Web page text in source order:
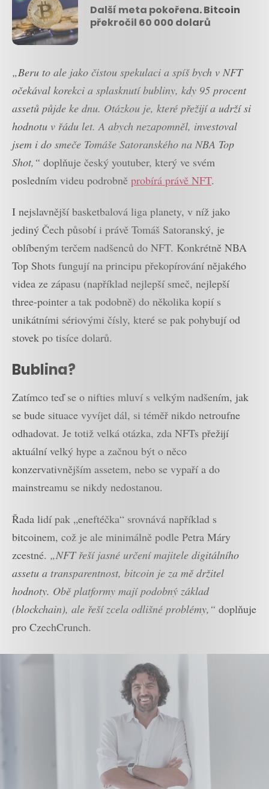
Další meta pokořena. Bitcoin
překročil 60 000 dolarů
„Beru to ale jako čistou spekulaci a spíš bych v NFT
očekával korekci a splasknutí bubliny, kdy 95 procent
assetů půjde ke dnu. Otázkou je, které přežijí a udrží si
hodnotu v řádu let. A abych nezapomněl, investoval
jsem i do smeče Tomáše Satoranského na NBA Top
Shot,“ doplňuje český youtuber, který ve svém
posledním videu podrobně probírá právě NFT.
I nejslavnější basketbalová liga planety, v níž jako
jediný Čech působí i právě Tomáš Satoranský, je
oblíbeným terčem nadšenců do NFT. Konkrétně NBA
Top Shots fungují na principu překopírování nějakého
videa ze zápasu (například nejlepší smeč, nejlepší
three-pointer a tak podobně) do několika kopií s
unikátními sériovými čísly, které se pak pohybují od
stovek po tisíce dolarů.
Bublina?
Zatímco teď se o nifties mluví s velkým nadšením, jak
se bude situace vyvíjet dál, si téměř nikdo netroufne
odhadovat. Je totiž velká otázka, zda NFTs přežijí
aktuální velký hype a začnou být o něco
konzervativnějším assetem, nebo se vypaří a do
mainstreamu se nikdy nedostanou.
Řada lidí pak „eneftéčka“ srovnává například s
bitcoinem, což je ale minimálně podle Petra Máry
zcestné. „NFT řeší jasné určení majitele digitálního
assetu a transparentnost, bitcoin je za mě držitel
hodnoty. Obě platformy mají podobný základ
(blockchain), ale řeší zcela odlišné problémy,“ doplňuje
pro CzechCrunch.